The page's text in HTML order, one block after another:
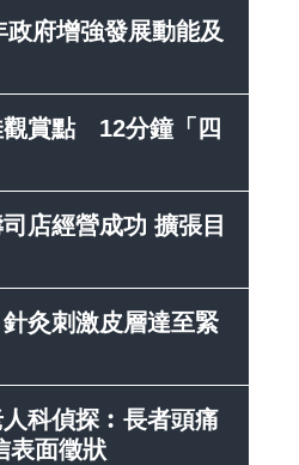
府增強發展動能及
觀賞點 12分鐘「四
店經營成功 擴張目
針灸刺激皮層達至緊
人科偵探︰長者頭痛
表面徵狀